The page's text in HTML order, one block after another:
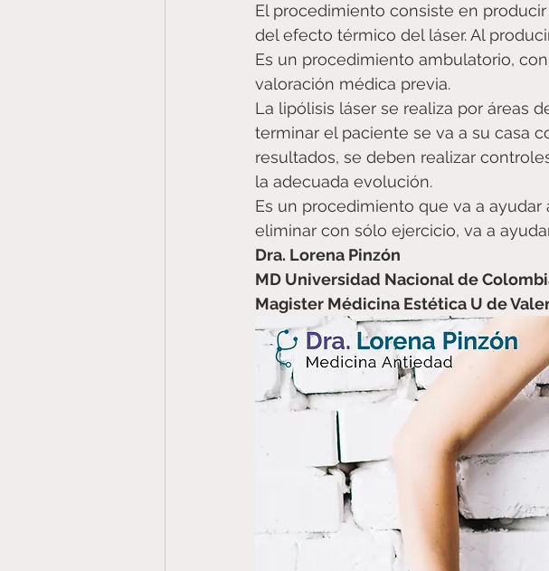
El procedimiento consiste en
del efecto térmico del láser. Al
Es un procedimiento ambulatorio,
valoración médica previa.
La lipólisis láser se realiza por áreas
terminar el paciente se va a su casa
resultados, se deben realizar
la adecuada evolución.
Es un procedimiento que va a
eliminar con sólo ejercicio, va a
Dra. Lorena Pinzón
MD Universidad Nacional de
Magister Médicina Estética U de